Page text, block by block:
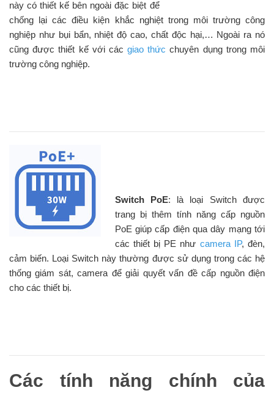
này có thiết kế bên ngoài đặc biệt để
chống lại các điều kiện khắc nghiệt trong môi trường công
nghiệp như bụi bẩn, nhiệt độ cao, chất độc hại,… Ngoài ra nó
cũng được thiết kế với cácgiao thức chuyên dụng trong môi
trường công nghiệp.
Switch PoE: là loại Switch được
trang bị thêm tính năng cấp nguồn
PoE giúp cấp điện qua dây mạng tới
các thiết bị PE như camera IP, đèn,
cảm biến. Loại Switch này thường được sử dụng trong các hệ
thống giám sát, camera để giải quyết vấn đề cấp nguồn điện
cho các thiết bị.
Các tính năng chính của